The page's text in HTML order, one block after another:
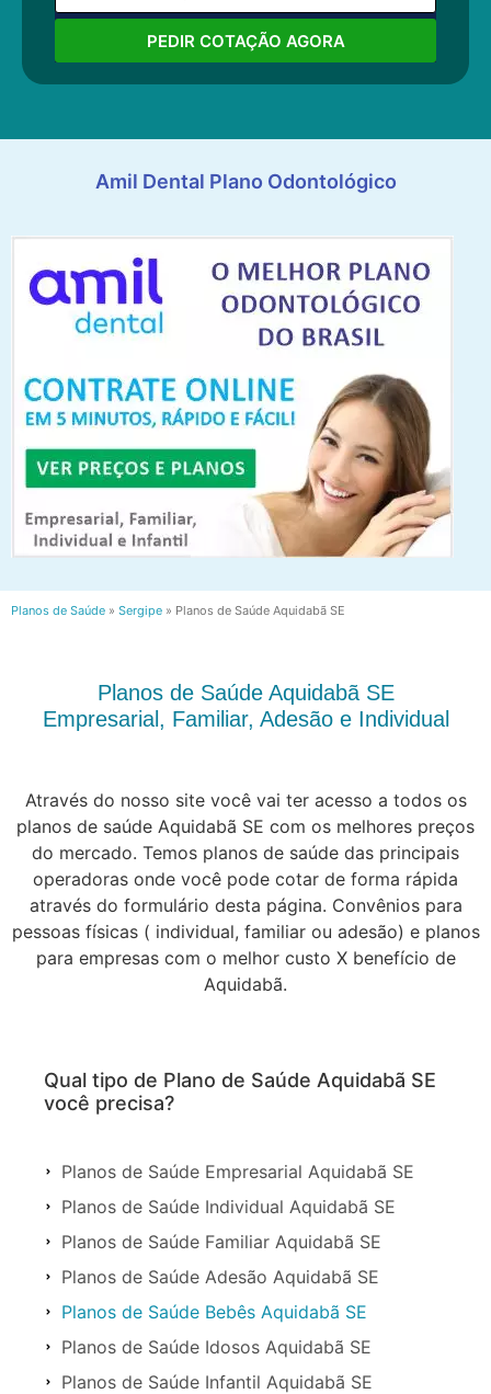
PEDIR COTAÇÃO AGORA
Amil Dental Plano Odontológico
Planos de Saúde » Sergipe » Planos de Saúde Aquidabã SE
Planos de Saúde Aquidabã SE
Empresarial, Familiar, Adesão e Individual
Através do nosso site você vai ter acesso a todos os
planos de saúde Aquidabã SE com os melhores preços
do mercado. Temos planos de saúde das principais
operadoras onde você pode cotar de forma rápida
através do formulário desta página. Convênios para
pessoas físicas ( individual, familiar ou adesão) e planos
para empresas com o melhor custo X benefício de
Aquidabã.
Qual tipo de Plano de Saúde Aquidabã SE
você precisa?
Planos de Saúde Empresarial Aquidabã SE
Planos de Saúde Individual Aquidabã SE
Planos de Saúde Familiar Aquidabã SE
Planos de Saúde Adesão Aquidabã SE
Planos de Saúde Bebês Aquidabã SE
Planos de Saúde Idosos Aquidabã SE
Planos de Saúde Infantil Aquidabã SE